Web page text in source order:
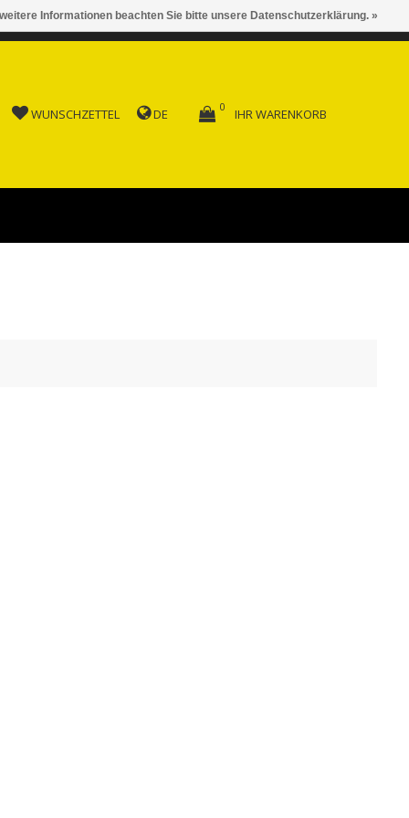
AB FR. 150.00
WUNSCHZETTEL DE IHR WARENKORB
0
Informationen beachten Sie bitte unsere Datenschutzerklärung. »